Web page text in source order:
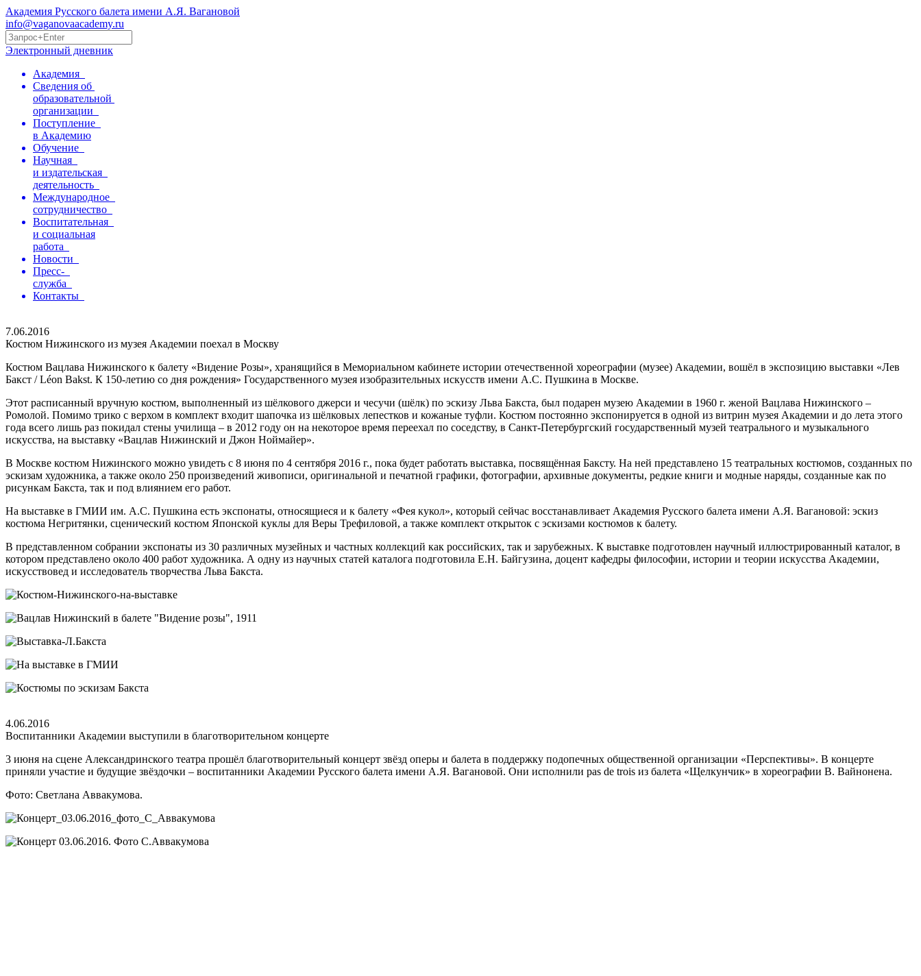
Академия Русского балета имени А.Я. Вагановой
info@vaganovaacademy.ru
Электронный дневник
Академия
Сведения об
образовательной
организации
Поступление
в Академию
Обучение
Научная
и издательская
деятельность
Международное
сотрудничество
Воспитательная
и социальная
работа
Новости
Пресс-
служба
Контакты
7.06.2016
Костюм Нижинского из музея Академии поехал в Москву
Костюм Вацлава Нижинского к балету «Видение Розы», хранящийся в Мемориальном кабинете истории отечественной хореографии (музее) Академии, вошёл в экспозицию выставки «Лев
Бакст / Léon Bakst. К 150-летию со дня рождения» Государственного музея изобразительных искусств имени А.С. Пушкина в Москве.
Этот расписанный вручную костюм, выполненный из шёлкового джерси и чесучи (шёлк) по эскизу Льва Бакста, был подарен музею Академии в 1960 г. женой Вацлава Нижинского –
Ромолой. Помимо трико с верхом в комплект входит шапочка из шёлковых лепестков и кожаные туфли. Костюм постоянно экспонируется в одной из витрин музея Академии и до лета этого
года всего лишь раз покидал стены училища – в 2012 году он на некоторое время переехал по соседству, в Санкт-Петербургский государственный музей театрального и музыкального
искусства, на выставку «Вацлав Нижинский и Джон Ноймайер».
В Москве костюм Нижинского можно увидеть с 8 июня по 4 сентября 2016 г., пока будет работать выставка, посвящённая Баксту. На ней представлено 15 театральных костюмов, созданных по
эскизам художника, а также около 250 произведений живописи, оригинальной и печатной графики, фотографии, архивные документы, редкие книги и модные наряды, созданные как по
рисункам Бакста, так и под влиянием его работ.
На выставке в ГМИИ им. А.С. Пушкина есть экспонаты, относящиеся и к балету «Фея кукол», который сейчас восстанавливает Академия Русского балета имени А.Я. Вагановой: эскиз
костюма Негритянки, сценический костюм Японской куклы для Веры Трефиловой, а также комплект открыток с эскизами костюмов к балету.
В представленном собрании экспонаты из 30 различных музейных и частных коллекций как российских, так и зарубежных. К выставке подготовлен научный иллюстрированный каталог, в
котором представлено около 400 работ художника. А одну из научных статей каталога подготовила Е.Н. Байгузина, доцент кафедры философии, истории и теории искусства Академии,
искусствовед и исследователь творчества Льва Бакста.
4.06.2016
Воспитанники Академии выступили в благотворительном концерте
3 июня на сцене Александринского театра прошёл благотворительный концерт звёзд оперы и балета в поддержку подопечных общественной организации «Перспективы». В концерте
приняли участие и будущие звёздочки – воспитанники Академии Русского балета имени А.Я. Вагановой. Они исполнили pas de trois из балета «Щелкунчик» в хореографии В. Вайнонена.
Фото: Светлана Аввакумова.